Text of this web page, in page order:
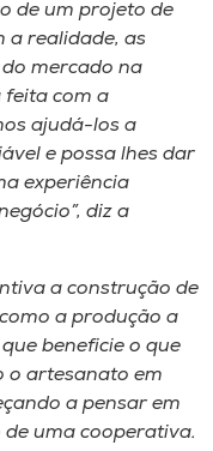
de um projeto de
a realidade, as
mercado na
feita com a
ajudá-los a
e possa lhes dar
experiência
diz a
a construção de
a produção a
beneficie o que
o artesanato em
a pensar em
uma cooperativa.